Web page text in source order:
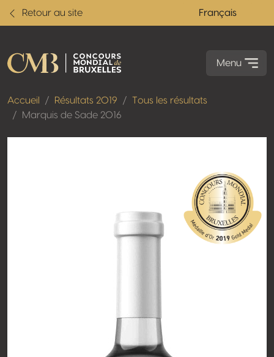
Retour au site Français
Menu
Accueil Résultats 2019
Tous les résultats
Marquis de Sade 2016